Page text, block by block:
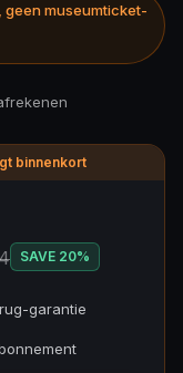
geen museumticket-
binnenkort
SAVE 20%
garantie